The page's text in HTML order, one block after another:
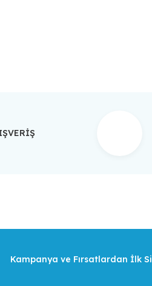
Kampanya ve Fırsatlardan İlk